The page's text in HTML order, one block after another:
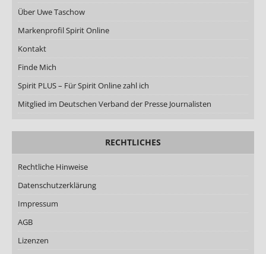
Über Uwe Taschow
Markenprofil Spirit Online
Kontakt
Finde Mich
Spirit PLUS – Für Spirit Online zahl ich
Mitglied im Deutschen Verband der Presse Journalisten
RECHTLICHES
Rechtliche Hinweise
Datenschutzerklärung
Impressum
AGB
Lizenzen